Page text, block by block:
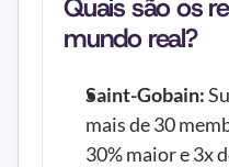
Quais são os
mundo real?
Saint-Gobain:
mais de 30
30% maior e 3x